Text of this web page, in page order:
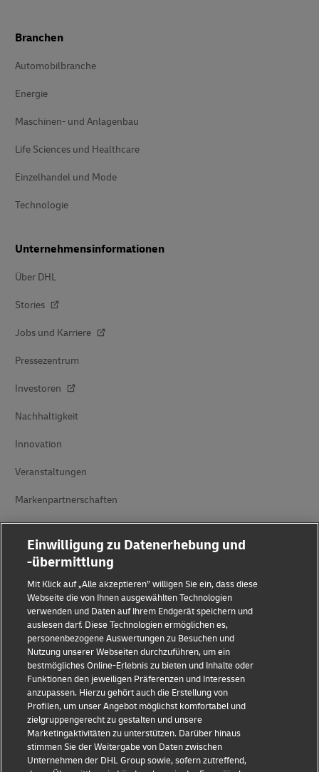
Branchen
Automobilbranche
Energie
Maschinen- und Anlagenbau
Life Sciences und Healthcare
Einzelhandel und Mode
Technologie
Unternehmensinformationen
Über DHL
Stories
Jobs und Karriere
Pressezentrum
Investoren
Nachhaltigkeit
Innovation
Veranstaltungen
Markenpartnerschaften
Betrugserkennung
Rechtliche Hinweise
Nutzungsbedingungen
Datenschutzhinweis
Streitbeilegung
Barrierefreiheit
Einwilligung zu Datenerhebung und
-übermittlung
Mit Klick auf „Alle akzeptieren” willigen Sie ein, dass diese
Webseite die von Ihnen ausgewählten Technologien
verwenden und Daten auf Ihrem Endgerät speichern und
auslesen darf. Diese Technologien ermöglichen es,
personenbezogene Auswertungen zu Besuchen und
Nutzung unserer Webseiten durchzuführen, um ein
bestmögliches Online-Erlebnis zu bieten und Inhalte oder
Funktionen den jeweiligen Präferenzen und Interessen
anzupassen. Hierzu gehört auch die Erstellung von
Profilen, um unser Angebot möglichst komfortabel und
zielgruppengerecht zu gestalten und unsere
Marketingaktivitäten zu unterstützen. Darüber hinaus
stimmen Sie der Weitergabe von Daten zwischen
Unternehmen der DHL Group sowie, sofern zutreffend,